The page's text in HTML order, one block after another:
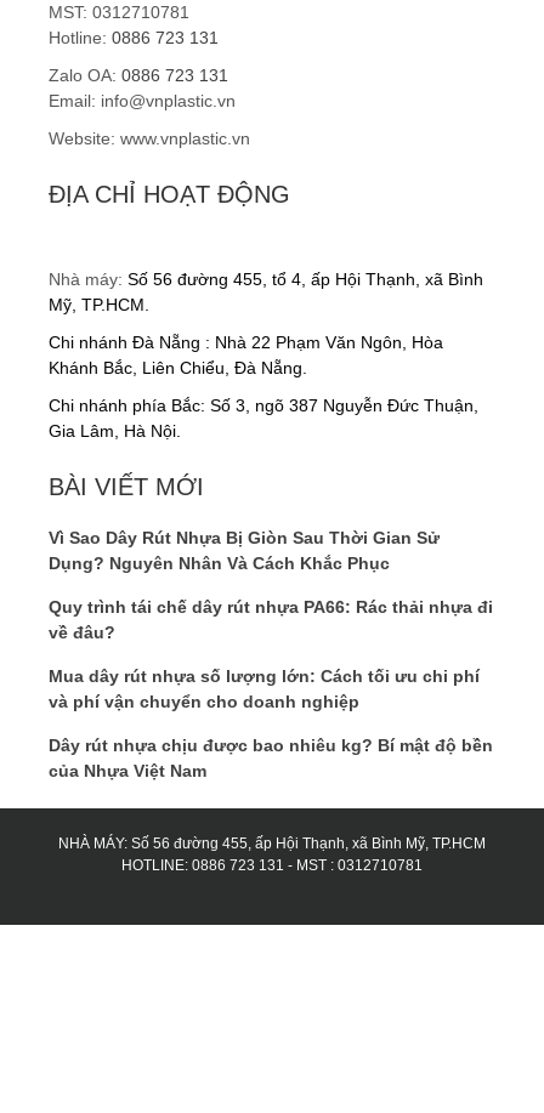
MST: 0312710781
Hotline: 0886 723 131
Zalo OA: 0886 723 131
Email: info@vnplastic.vn
Website: www.vnplastic.vn
ĐỊA CHỈ HOẠT ĐỘNG
Nhà máy: Số 56 đường 455, tổ 4, ấp Hội Thạnh, xã Bình
Mỹ, TP.HCM.
Chi nhánh Đà Nẵng : Nhà 22 Phạm Văn Ngôn, Hòa
Khánh Bắc, Liên Chiểu, Đà Nẵng.
Chi nhánh phía Bắc: Số 3, ngõ 387 Nguyễn Đức Thuận,
Gia Lâm, Hà Nội.
BÀI VIẾT MỚI
Vì Sao Dây Rút Nhựa Bị Giòn Sau Thời Gian Sử
Dụng? Nguyên Nhân Và Cách Khắc Phục
Quy trình tái chế dây rút nhựa PA66: Rác thải nhựa đi
về đâu?
Mua dây rút nhựa số lượng lớn: Cách tối ưu chi phí
và phí vận chuyển cho doanh nghiệp
Dây rút nhựa chịu được bao nhiêu kg? Bí mật độ bền
của Nhựa Việt Nam
NHÀ MÁY: Số 56 đường 455, ấp Hội Thạnh, xã Bình Mỹ, TP.HCM
HOTLINE: 0886 723 131 - MST : 0312710781